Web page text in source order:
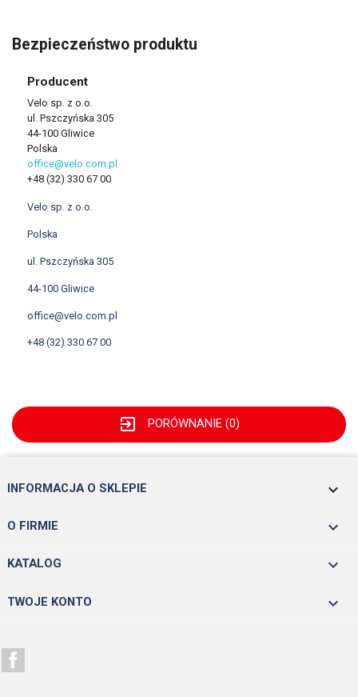
Bezpieczeństwo produktu
Producent
Velo sp. z o.o.
ul. Pszczyńska 305
44-100 Gliwice
Polska
office@velo.com.pl
+48 (32) 330 67 00
Velo sp. z o.o.
Polska
ul. Pszczyńska 305
44-100 Gliwice
office@velo.com.pl
+48 (32) 330 67 00
exit_to_app PORÓWNANIE (0)
INFORMACJA O SKLEPIE keyboard_arrow_down
O FIRMIE 
KATALOG 
TWOJE KONTO 